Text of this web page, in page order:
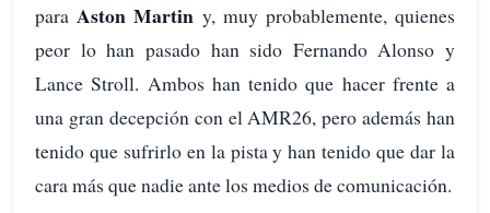
paraAston Martin y, muy probablemente, quienes
peor lo han pasado han sido Fernando Alonso y
Lance Stroll. Ambos han tenido que hacer frente a
una gran decepción con el AMR26, pero además han
tenido que sufrirlo en la pista y han tenido que dar la
cara más que nadie ante los medios de comunicación.